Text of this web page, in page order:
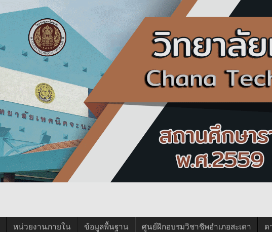
หน่วยงานภายใน ข้อมูลพื้นฐาน ศูนย์ฝึกอบรมวิชาชีพอำเภอสะเดา ด